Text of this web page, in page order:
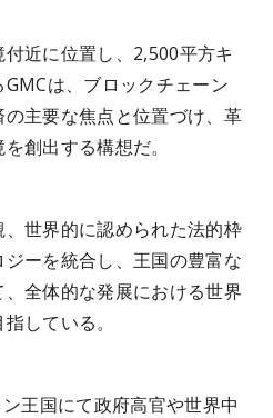
近に位置し、2,500平方キ
は、ブロックチェーン
主要な焦点と位置づけ、革
創出する構想だ。
世界的に認められた法的枠
ーを統合し、王国の豊富な
全体的な発展における世界
している。
王国にて政府高官や世界中